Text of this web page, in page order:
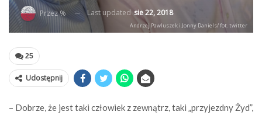
Przez % Last updated sie 22, 2018
Andrzej Pawluszek i Jonny Daniels/ fot. twitter
25
Udostępnij
– Dobrze, że jest taki człowiek z zewnątrz, taki „przyjezdny Żyd”,